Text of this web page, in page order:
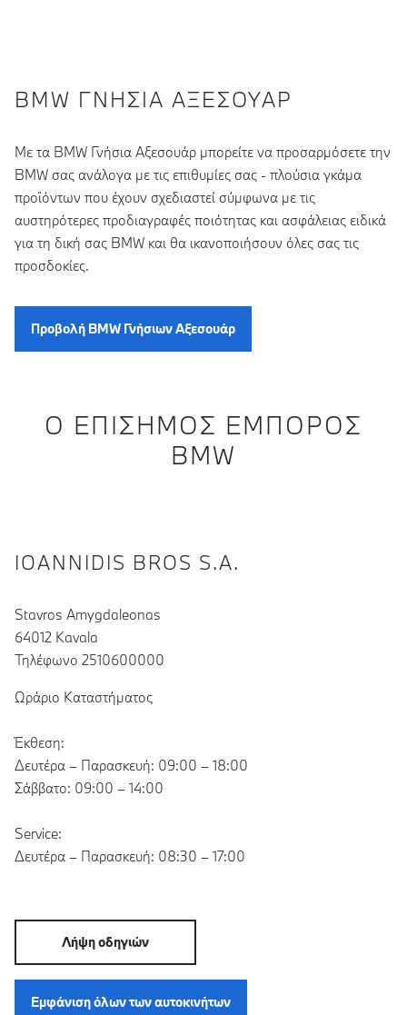
BMW ΓΝΉΣΙΑ ΑΞΕΣΟΥΆΡ
Με τα BMW Γνήσια Αξεσουάρ μπορείτε να προσαρμόσετε την
BMW σας ανάλογα με τις επιθυμίες σας - πλούσια γκάμα
προϊόντων που έχουν σχεδιαστεί σύμφωνα με τις
αυστηρότερες προδιαγραφές ποιότητας και ασφάλειας ειδικά
για τη δική σας BMW και θα ικανοποιήσουν όλες σας τις
προσδοκίες.
Προβολή BMW Γνήσιων Αξεσουάρ
Ο ΕΠΊΣΗΜΟΣ ΈΜΠΟΡΟΣ
BMW
IOANNIDIS BROS S.A.
Stavros Amygdaleonas
64012 Kavala
Τηλέφωνο 2510600000
Ωράριο Καταστήματος
Έκθεση:
Δευτέρα – Παρασκευή: 09:00 – 18:00
Σάββατο: 09:00 – 14:00
Service:
Δευτέρα – Παρασκευή: 08:30 – 17:00
Λήψη οδηγιών
Εμφάνιση όλων των αυτοκινήτων